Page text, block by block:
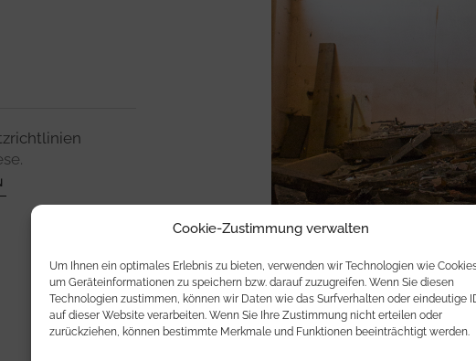
Cookie-Zustimmung verwalten
Um Ihnen ein optimales Erlebnis zu bieten, verwenden wir Technologien wie
um Geräteinformationen zu speichern bzw. darauf zuzugreifen. Wenn Sie diesen
Technologien zustimmen, können wir Daten wie das Surfverhalten oder eindeutige
auf dieser Website verarbeiten. Wenn Sie Ihre Zustimmung nicht erteilen oder
zurückziehen, können bestimmte Merkmale und Funktionen beeinträchtigt werden.